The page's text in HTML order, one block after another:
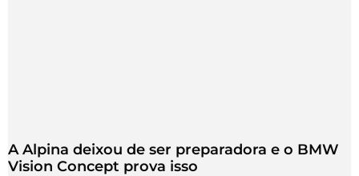
A Alpina deixou de ser preparadora e o BMW
Vision Concept prova isso